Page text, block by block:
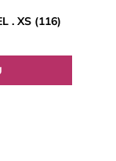
. XS (116)